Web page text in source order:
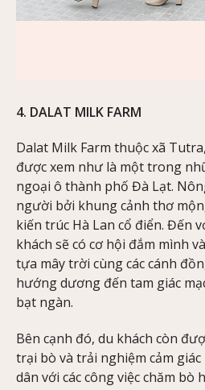
4. DALAT MILK FARM
Dalat Milk Farm thuộc xã
được xem như là một trong
ngoại ô thành phố Đà Lạt.
người bởi khung cảnh thơ
kiến trúc Hà Lan cổ điển. Đến
khách sẽ có cơ hội đắm mình
tựa mây trời cùng các cánh
hướng dương đến tam giác
bạt ngàn.
Bên cạnh đó, du khách còn
trại bò và trải nghiệm cảm
dân với các công việc chăm bò